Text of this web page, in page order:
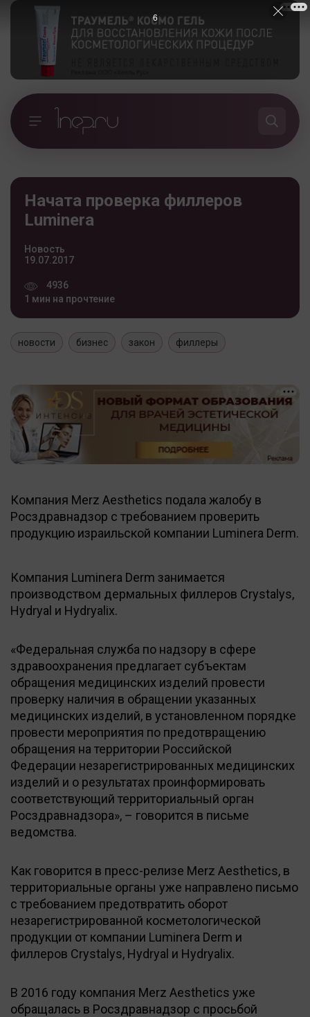
Начата проверка филлеров
Luminera
Новость
19.07.2017
4936
1 мин на прочтение
новости бизнес закон филлеры
Компания Merz Aesthetics подала жалобу в
Росздравнадзор с требованием проверить
продукцию израильской компании Luminera Derm.
Компания Luminera Derm занимается
производством дермальных филлеров Crystalys,
Hydryal и Hydryalix.
«Федеральная служба по надзору в сфере
здравоохранения предлагает субъектам
обращения медицинских изделий провести
проверку наличия в обращении указанных
медицинских изделий, в установленном порядке
провести мероприятия по предотвращению
обращения на территории Российской
Федерации незарегистрированных медицинских
изделий и о результатах проинформировать
соответствующий территориальный орган
Росздравнадзора», – говорится в письме
ведомства.
Как говорится в пресс-релизе Merz Aesthetics, в
территориальные органы уже направлено письмо
с требованием предотвратить оборот
незарегистрированной косметологической
продукции от компании Luminera Derm и
филлеров Crystalys, Hydryal и Hydryalix.
В 2016 году компания Merz Aesthetics уже
обращалась в Росздравнадзор с просьбой
5